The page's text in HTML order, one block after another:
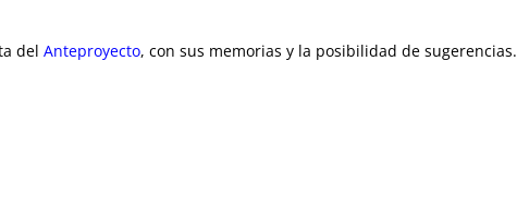
del Anteproyecto, con sus memorias y la posibilidad de sugerencias.